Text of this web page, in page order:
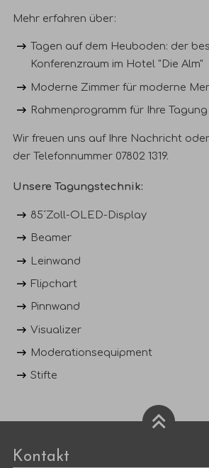
Mehr erfahren über:
Tagen auf dem Heuboden: der
Konferenzraum im Hotel "Die Alm"
Moderne Zimmer für moderne
Rahmenprogramm für Ihre Tagung
Wir freuen uns auf Ihre Nachricht
der Telefonnummer 07802 1319.
Unsere Tagungstechnik:
85´Zoll-OLED-Display
Beamer
Leinwand
Flipchart
Pinnwand
Visualizer
Moderationsequipment
Stifte
Kontakt